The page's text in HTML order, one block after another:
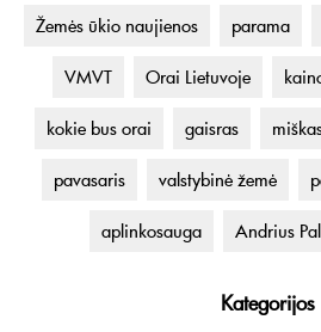
Žemės ūkio naujienos parama
VMVT Orai Lietuvoje
kokie bus orai gaisras
pavasaris valstybinė žemė
aplinkosauga Andrius
Kategorijos